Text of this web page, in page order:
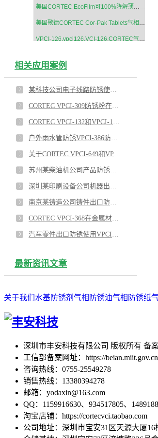
美国CORTEC EcoFilm可100%降解薄膜袋
美国歌德CORTEC Cor-Pak Tablets气相防锈片剂
VPCI-126,vpci126,VCI-126,CORTEC气相防锈膜
相关应用案例
最新资讯文章
关于我们 水基防锈剂 气相防锈油气相防锈纸
深圳市丰安科技有限公司 版权所有 备案
工信部备案网址：https://beian.miit.gov.cn
咨询热线：0755-25549278
销售热线：13380394278
邮箱：yodaxin@163.com
QQ：1159916630、934517805、
淘宝店铺：https://cortecvci.taobao.com
公司地址：深圳市宝安31区天源大厦16